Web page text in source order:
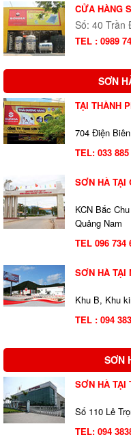
CỬA HÀNG
Số: 40 Trần
TEL : 0989
SƠN
TẠI THÀNH
704 Điện
TEL: 033
SƠN HÀ TẠI
KCN Bắc
Quảng Nam
TEL 096 734
SƠN HÀ TẠI
Khu B, Khu
TEL : 094
SƠN
SƠN HÀ TẠI
Số 110 Lê
TEL: 094